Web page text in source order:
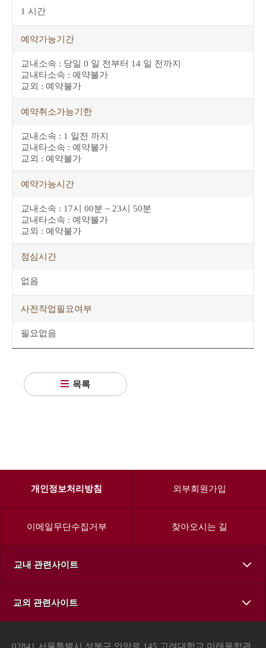
1 시간
예약가능기간
교내소속 : 당일 0 일 전부터 14 일 전까지
교내타소속 : 예약불가
교외 : 예약불가
예약취소가능기한
교내소속 : 1 일전 까지
교내타소속 : 예약불가
교외 : 예약불가
예약가능시간
교내소속 : 17시 00분 ~ 23시 50분
교내타소속 : 예약불가
교외 : 예약불가
점심시간
없음
사전작업필요여부
필요없음
목록
개인정보처리방침 외부회원가입
이메일무단수집거부 찾아오시는 길
교내 관련사이트
교외 관련사이트